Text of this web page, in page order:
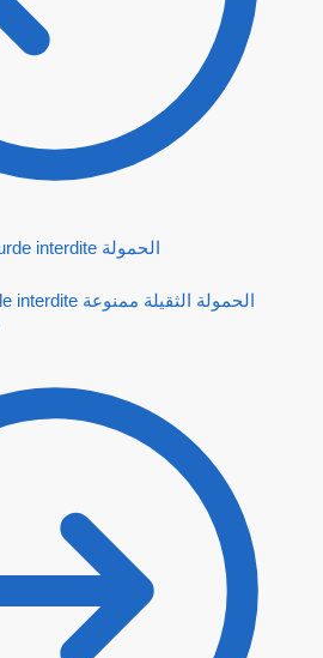
P012hmar - Charge lourde interdite الحمولة الثقيلة ممنوعة